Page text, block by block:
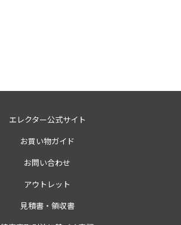
エレクター公式サイト
お買い物ガイド
お問い合わせ
アウトレット
見積書・領収書